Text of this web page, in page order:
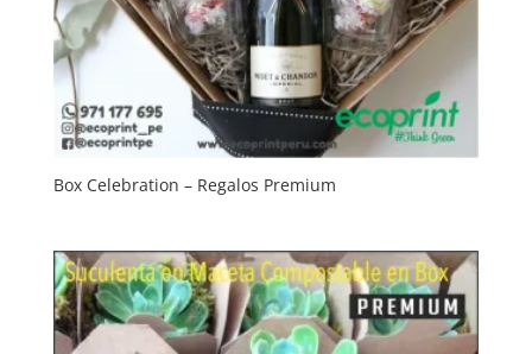
Box Celebration – Regalos Premium